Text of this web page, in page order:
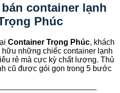
container lạnh
Phúc
Container Trọng Phúc, khách
những chiếc container lạnh
rẻ mà cực kỳ chất lượng. Thủ
cũ được gói gọn trong 5 bước